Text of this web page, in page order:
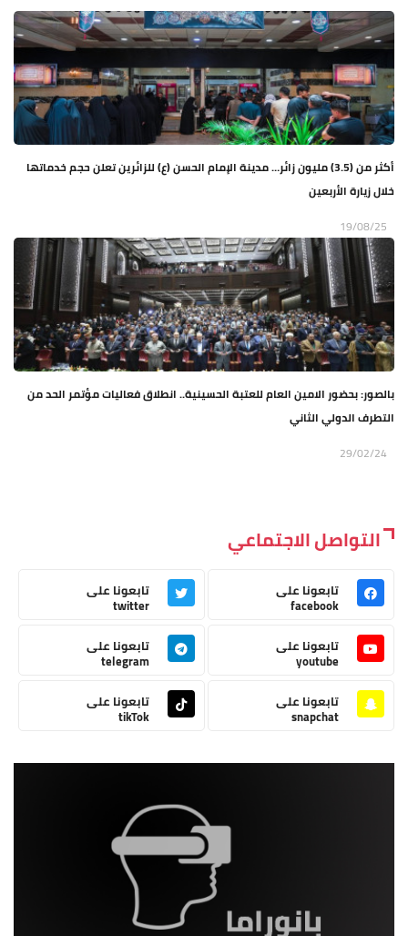
أكثر من (3.5) مليون زائر… مدينة الإمام الحسن (ع) للزائرين تعلن حجم خدماتها
خلال زيارة الأربعين
19/08/25
بالصور: بحضور الامين العام للعتبة الحسينية.. انطلاق فعاليات مؤتمر الحد من
التطرف الدولي الثاني
29/02/24
التواصل الاجتماعي
تابعونا على
facebook
تابعونا على
twitter
تابعونا على
youtube
تابعونا على
telegram
تابعونا على
snapchat
تابعونا على
tikTok